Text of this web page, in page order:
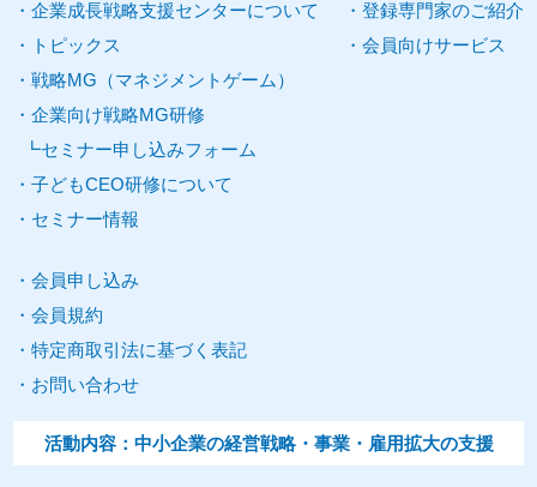
企業成長戦略支援センターについて
トピックス
戦略MG （マネジメントゲーム ）
企業向け戦略MG研修
セミナー申し込みフォーム
子どもCEO研修について
セミナー情報
登録専門家のご紹介
会員向けサービス
会員申し込み
会員規約
特定商取引法に基づく表記
お問い合わせ
活動内容：中小企業の経営戦略・事業・雇用拡大の支援